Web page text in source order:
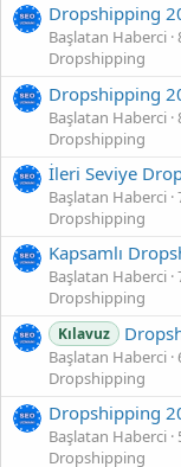
Dropshipping
Başlatan Haberci
Dropshipping
Dropshipping
Başlatan Haberci
Dropshipping
İleri Seviye
Başlatan Haberci
Dropshipping
Kapsamlı
Başlatan Haberci
Dropshipping
Kılavuz
Başlatan Haberci
Dropshipping
Dropshipping
Başlatan Haberci
Dropshipping